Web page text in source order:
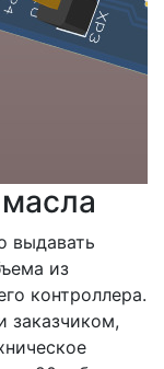
выдавать
из
контроллера.
заказчиком,